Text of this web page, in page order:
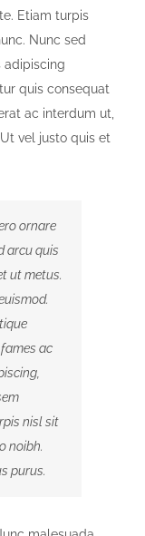
Etiam turpis
Nunc sed
adipiscing
quis consequat
ac interdum ut,
vel justo quis et
ornare
arcu quis
ut metus.
ac
nisl sit
noibh.
purus.